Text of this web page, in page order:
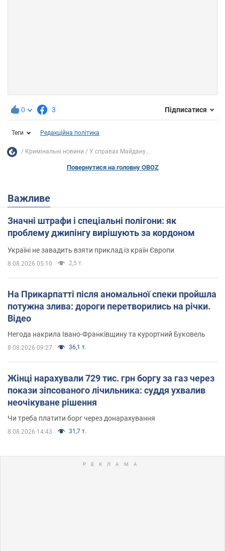
0 3 Підписатися
Теги Редакційна політика
Кримінальні новини У справах Майдану...
Повернутися на головну OBOZ
Важливе
Значні штрафи і спеціальні полігони: як
проблему джипінгу вирішують за кордоном
Україні не завадить взяти приклад із країн Європи
8.08.2026 05:10 2,5 т.
На Прикарпатті після аномальної спеки пройшла
потужна злива: дороги перетворились на річки.
Відео
Негода накрила Івано-Франківщину та курортний Буковель
8.08.2026 09:27 36,1 т.
Жінці нарахували 729 тис. грн боргу за газ через
покази зіпсованого лічильника: суддя ухвалив
неочікуване рішення
Чи треба платити борг через донарахування
8.08.2026 14:43 31,7 т.